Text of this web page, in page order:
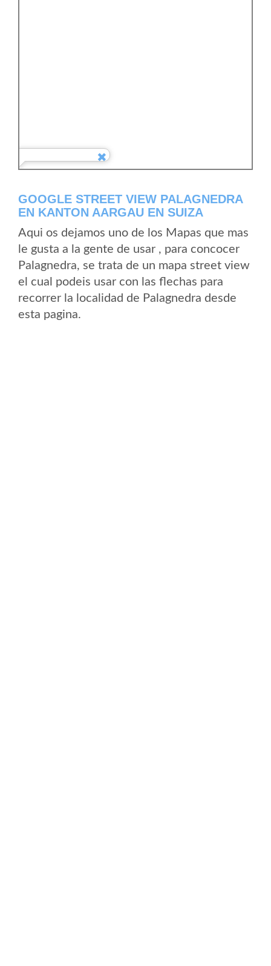
GOOGLE STREET VIEW PALAGNEDRA
EN KANTON AARGAU EN SUIZA
Aqui os dejamos uno de los Mapas que mas
le gusta a la gente de usar , para concocer
Palagnedra, se trata de un mapa street view
el cual podeis usar con las flechas para
recorrer la localidad de Palagnedra desde
esta pagina.